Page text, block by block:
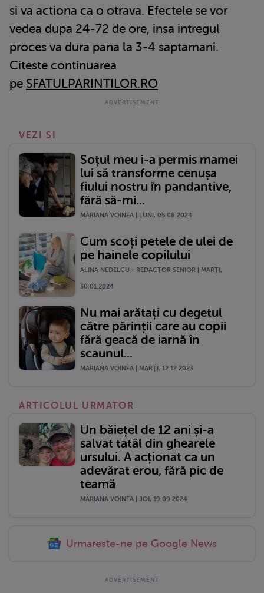
si va actiona ca o otrava. Efectele se vor
vedea dupa 24-72 de ore, insa intregul
proces va dura pana la 3-4 saptamani.
Citeste continuarea
pe SFATULPARINTILOR.RO
VEZI SI
Soțul meu i-a permis mamei
lui să transforme cenușa
fiului nostru în pandantive,
fără să-mi...
MARIANA VOINEA | LUNI, 05.08.2024
Cum scoți petele de ulei de
pe hainele copilului
ALINA NEDELCU - REDACTOR SENIOR | MARŢI,
30.01.2024
Nu mai arătați cu degetul
către părinții care au copii
fără geacă de iarnă în
scaunul...
MARIANA VOINEA | MARŢI, 12.12.2023
ARTICOLUL URMATOR
Un băiețel de 12 ani și-a
salvat tatăl din ghearele
ursului. A acționat ca un
adevărat erou, fără pic de
teamă
MARIANA VOINEA | JOI, 19.09.2024
Urmareste-ne pe Google News